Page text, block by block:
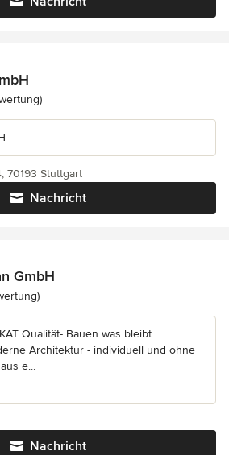
5 von 5 Sternen
Nachricht
70193 Stuttgart
GmbH
1 von 5 Sternen
Qualität- Bauen was bleibt
Architektur - individuell und ohne
e...
Nachricht